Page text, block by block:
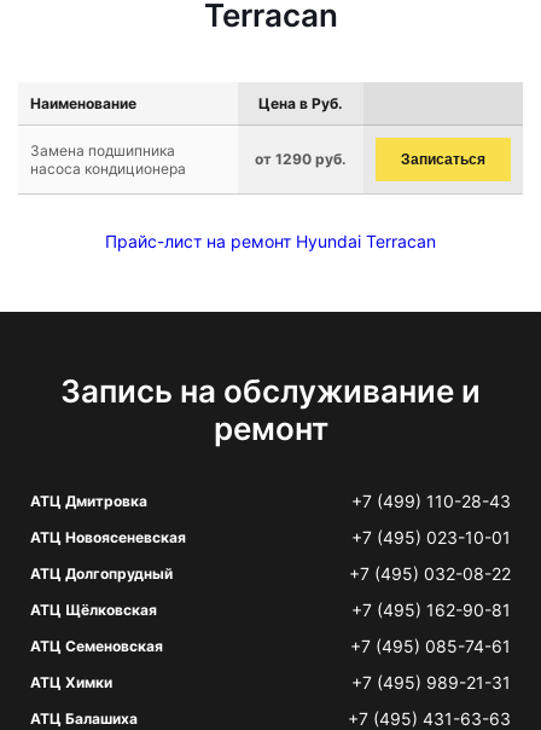
Terracan
Наименование Цена в Руб.
Замена подшипника
насоса кондиционера
от 1290 руб. Записаться
Прайс-лист на ремонт Hyundai Terracan
Запись на обслуживание и
ремонт
АТЦ Дмитровка +7 (499) 110-28-43
АТЦ Новоясеневская +7 (495) 023-10-01
АТЦ Долгопрудный +7 (495) 032-08-22
АТЦ Щёлковская +7 (495) 162-90-81
АТЦ Семеновская +7 (495) 085-74-61
АТЦ Химки +7 (495) 989-21-31
АТЦ Балашиха +7 (495) 431-63-63